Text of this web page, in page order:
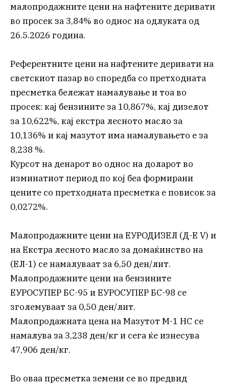
малопродажните цени на нафтените деривати
во просек за 3,84% во однос на одлуката од
26.5.2026 година.
Референтните цени на нафтените деривати на
светскиот пазар во споредба со претходната
пресметка бележат намалување и тоа во
просек: кај бензините за 10,867%, кај дизелот
за 10,622%, кај екстра лесното масло за
10,136% и кај мазутот има намалувањето е за
8,238 %.
Курсот на денарот во однос на доларот во
изминатиот период по кој беа формирани
цените со претходната пресметка е повисок за
0,0272%.
Малопродажните цени на ЕУРОДИЗЕЛ (Д-Е V) и
на Екстра лесното масло за домаќинство на
(ЕЛ-1) се намалуваат за 6,50 ден/лит.
Малопродажните цени на бензините
ЕУРОСУПЕР БС-95 и ЕУРОСУПЕР БС-98 се
зголемуваат за 0,50 ден/лит.
Малопродажната цена на Мазутот М-1 НС се
намалува за 3,238 ден/кг и сега ќе изнесува
47,906 ден/кг.
Во оваа пресметка земени се во предвид